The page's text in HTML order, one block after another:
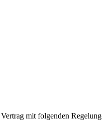
mit folgenden